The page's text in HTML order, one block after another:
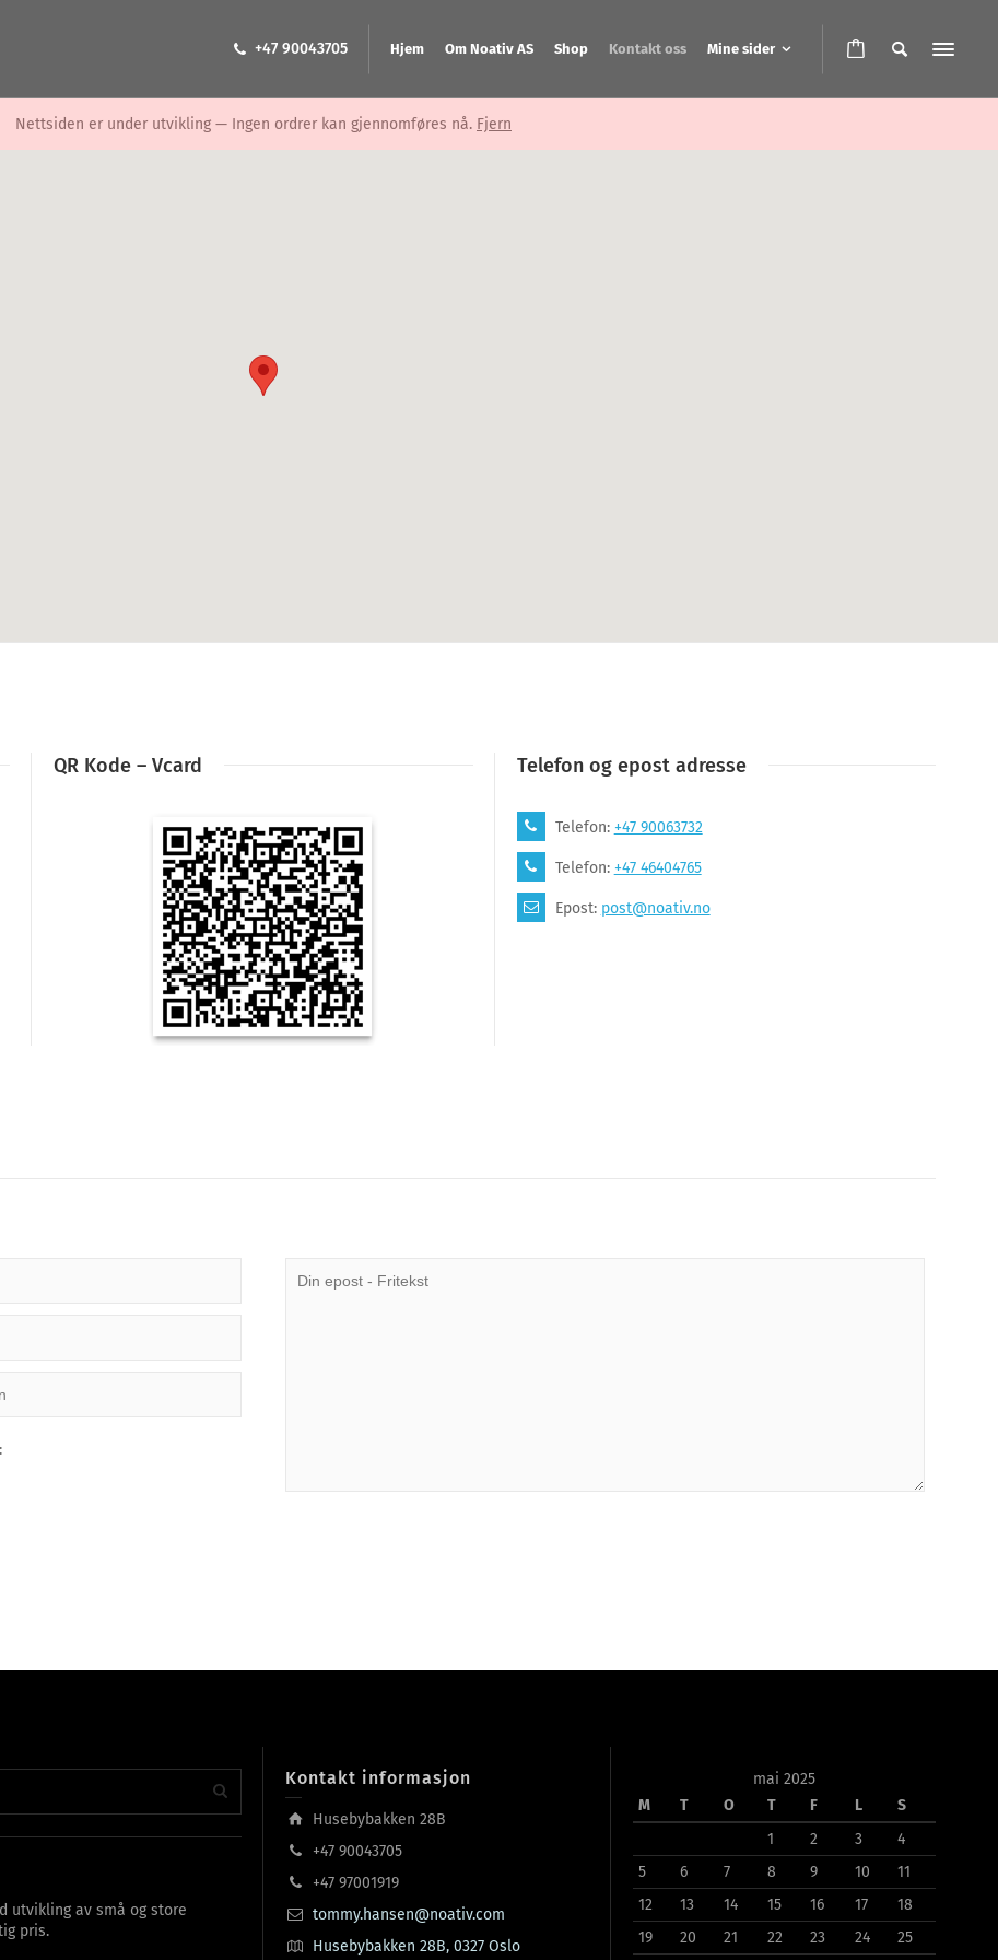
+47 90043705 Hjem Om Noativ AS Shop Kontakt oss Mine sider
Nettsiden er under utvikling — Ingen ordrer kan gjennomføres nå. Fjern
QR Kode – Vcard Telefon og epost adresse
Telefon: +47 90063732
Telefon: +47 46404765
Epost: post@noativ.no
utvikling av små og store
pris.
Kontakt informasjon
Husebybakken 28B
+47 90043705
+47 97001919
tommy.hansen@noativ.com
Husebybakken 28B, 0327 Oslo
mai 2025
M
T O T F L
S
1
2 3
4
5
6 7 8 9 10
11
12
13 14 15 16 17
18
19
20 21 22 23 24 25